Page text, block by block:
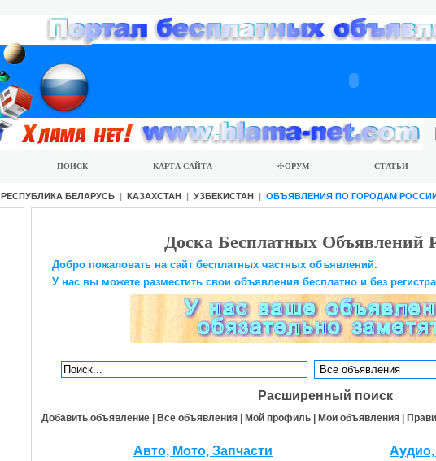
ПОИСК КАРТА САЙТА ФОРУМ СТАТЬИ
РЕСПУБЛИКА БЕЛАРУСЬ | КАЗАХСТАН | УЗБЕКИСТАН | ОБЪЯВЛЕНИЯ ПО ГОРОДАМ
Доска Бесплатных Объявлений
Добро пожаловать на сайт бесплатных частных объявлений.
У нас вы можете разместить свои объявления бесплатно и без
Расширенный поиск
Добавить объявление | Все объявления | Мой профиль | Мои объявления |
Авто, Мото, Запчасти